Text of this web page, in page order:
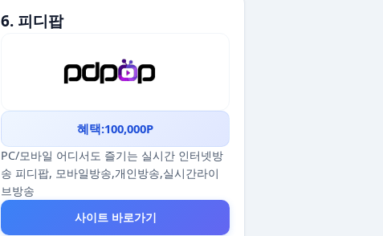
6. 피디팝
혜택:100,000P
PC/모바일 어디서도 즐기는 실시간 인터넷방
송 피디팝, 모바일방송,개인방송,실시간라이
브방송
사이트 바로가기